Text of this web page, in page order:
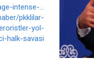
intense-...
pkklilar-
yol-
savasi-...